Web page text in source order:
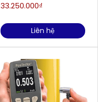
máy UTGM DeFelsko
125mm)
33.250.000₫
Liên hệ